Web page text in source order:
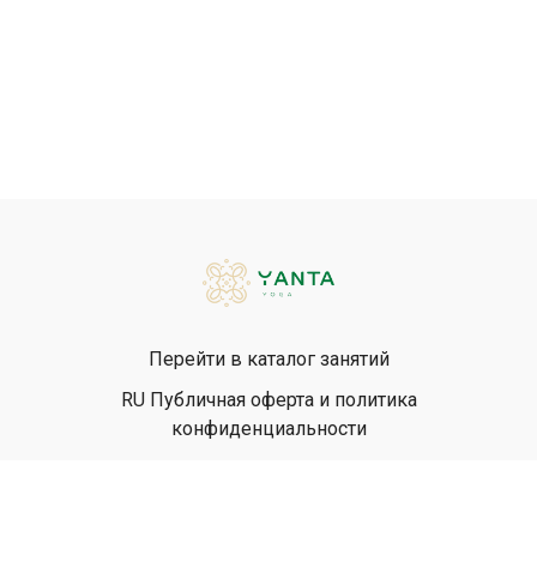
Перейти в каталог занятий
RU Публичная оферта и политика
конфиденциальности